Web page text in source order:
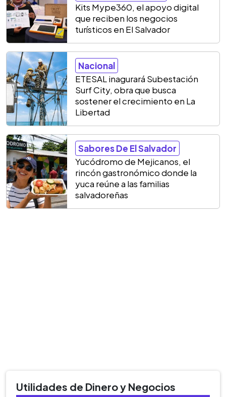
Kits Mype360, el apoyo digital
que reciben los negocios
turísticos en El Salvador
Nacional
ETESAL inagurará Subestación
Surf City, obra que busca
sostener el crecimiento en La
Libertad
Sabores De El Salvador
Yucódromo de Mejicanos, el
rincón gastronómico donde la
yuca reúne a las familias
salvadoreñas
Utilidades de Dinero y Negocios